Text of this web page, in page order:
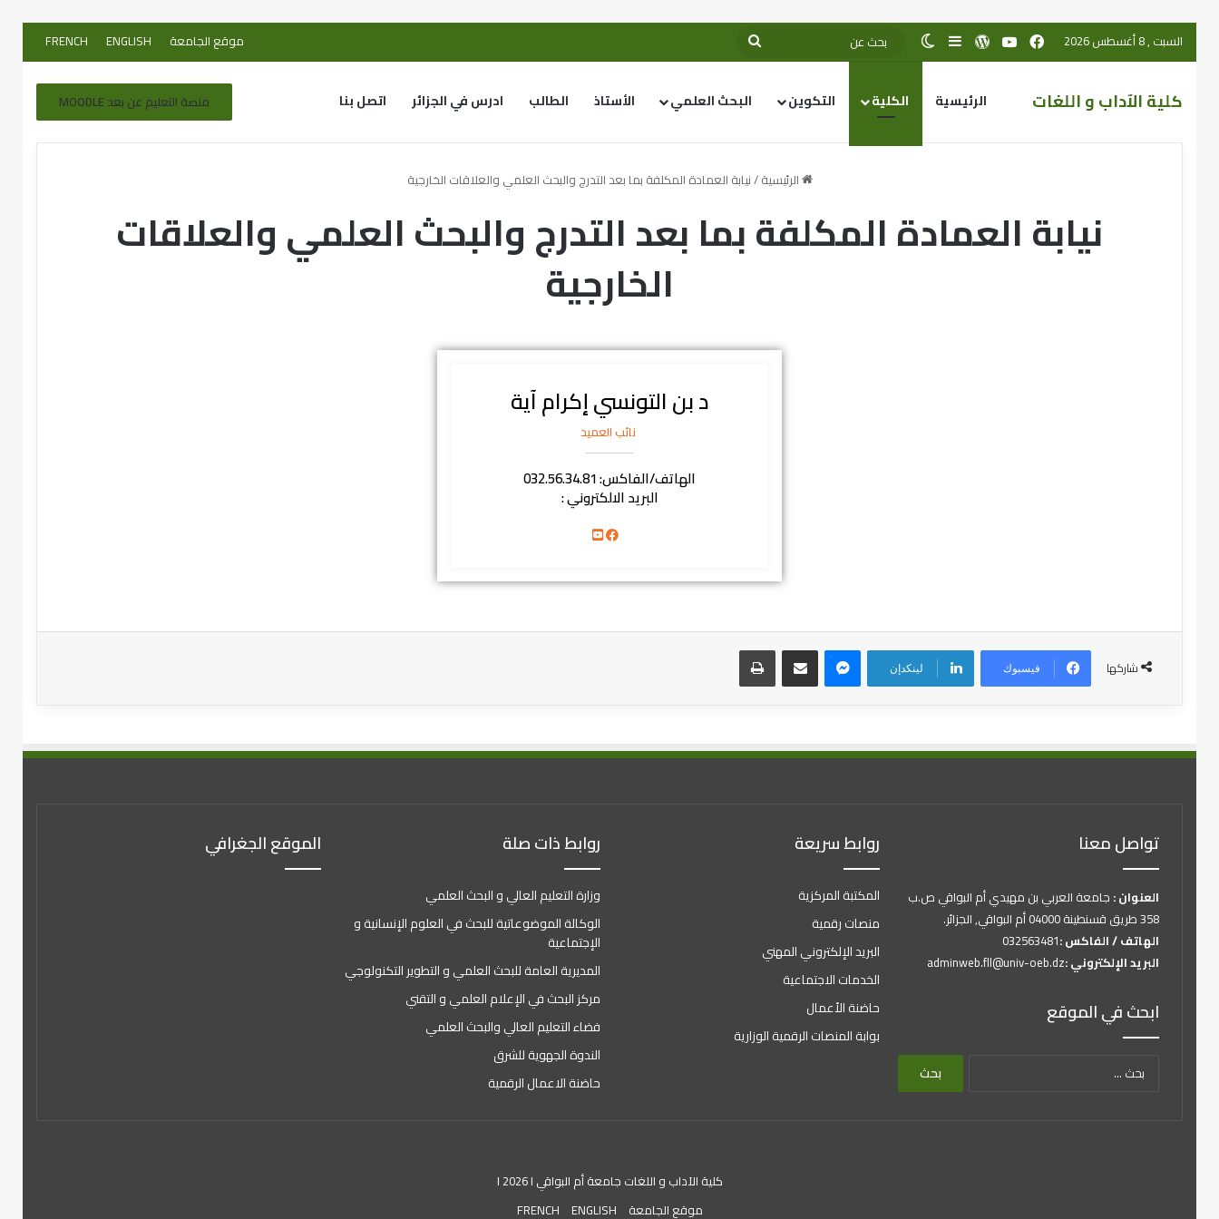
السبت , 8 أغسطس 2026 موقع الجامعة ENGLISH
FRENCH
كلية الآداب و اللغات الرئيسية الكلية التكوين البحث العلمي الأستاذ الطالب ادرس في الجزائر اتصل بنا منصة التعليم عن بعد MOODLE
الرئيسية/نيابة العمادة المكلفة بما بعد التدرج والبحث العلمي والعلاقات الخارجية
نيابة العمادة المكلفة بما بعد التدرج والبحث العلمي والعلاقات
الخارجية
د بن التونسي إكرام آية
نائب العميد
الهاتف/الفاكس: 032.56.34.81
البريد الالكتروني :
شاركها فيسبوك لينكدإن
تواصل معنا
العنوان : جامعة العربي بن مهيدي أم البواقي ص.ب
358 طريق قسنطينة 04000 أم البواقي, الجزائر.
الهاتف / الفاكس :032563481
البريد الإلكتروني :adminweb.fll@univ-oeb.dz
ابحث في الموقع
روابط سريعة
المكتبة المركزية
منصات رقمية
البريد الإلكتروني المهني
الخدمات الاجتماعية
حاضنة الأعمال
بوابة المنصات الرقمية الوزارية
روابط ذات صلة
وزارة التعليم العالي و البحث العلمي
الوكالة الموضوعاتية للبحث في العلوم الإنسانية و
الإجتماعية
المديرية العامة للبحث العلمي و التطوير التكنولوجي
مركز البحث في الإعلام العلمي و التقني
فضاء التعليم العالي والبحث العلمي
الندوة الجهوية للشرق
حاضنة الاعمال الرقمية
الموقع الجغرافي
كلية الآداب و اللغات جامعة أم البواقي I 2026 I
موقع الجامعة
ENGLISH
FRENCH